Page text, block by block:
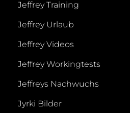
Jeffrey Training
Jeffrey Urlaub
Jeffrey Videos
Jeffrey Workingtests
Jeffreys Nachwuchs
Jyrki Bilder